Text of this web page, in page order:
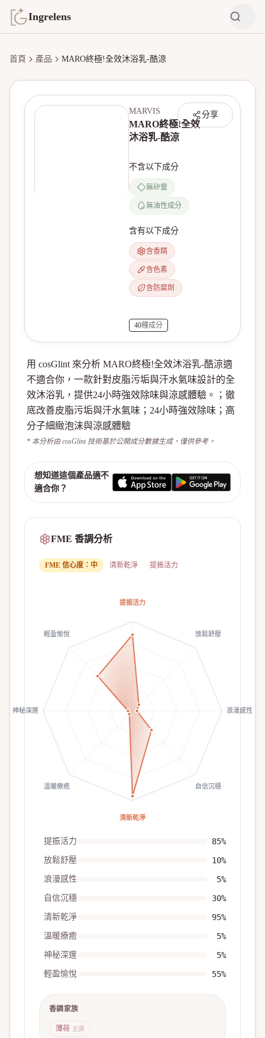
Ingrelens
首頁 產品 MARO終極!全效沐浴乳-酷涼
分享
MARVIS
MARO終極!全效
沐浴乳-酷涼
不含以下成分
無矽靈
無油性成分
含有以下成分
含香精
含色素
含防腐劑
40種成分
用 cosGlint 來分析 MARO終極!全效沐浴乳-酷涼適
不適合你，一款針對皮脂污垢與汗水氣味設計的全
效沐浴乳，提供24小時強效除味與涼感體驗。；徹
底改善皮脂污垢與汗水氣味；24小時強效除味；高
分子細緻泡沫與涼感體驗
* 本分析由 cosGlint 技術基於公開成分數據生成，僅供參考。
想知道這個產品適不
適合你？
FME 香調分析
FME 信心度： 中 清新乾淨 提振活力
提振活力
放鬆舒壓
浪漫感性
自信沉穩
清新乾淨
溫暖療癒
神秘深邃
輕盈愉悅
提振活力 85%
放鬆舒壓 10%
浪漫感性 5%
自信沉穩 30%
清新乾淨 95%
溫暖療癒 5%
神秘深邃 5%
輕盈愉悅 55%
香調家族
薄荷 主調